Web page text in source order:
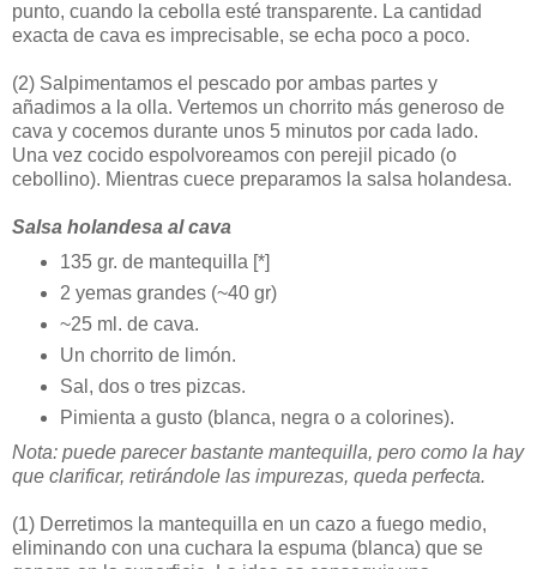
punto, cuando la cebolla esté transparente. La cantidad
exacta de cava es imprecisable, se echa poco a poco.
(2) Salpimentamos el pescado por ambas partes y
añadimos a la olla. Vertemos un chorrito más generoso de
cava y cocemos durante unos 5 minutos por cada lado.
Una vez cocido espolvoreamos con perejil picado (o
cebollino). Mientras cuece preparamos la salsa holandesa.
Salsa holandesa al cava
135 gr. de mantequilla [*]
2 yemas grandes (~40 gr)
~25 ml. de cava.
Un chorrito de limón.
Sal, dos o tres pizcas.
Pimienta a gusto (blanca, negra o a colorines).
Nota: puede parecer bastante mantequilla, pero como la hay
que clarificar, retirándole las impurezas, queda perfecta.
(1) Derretimos la mantequilla en un cazo a fuego medio,
eliminando con una cuchara la espuma (blanca) que se